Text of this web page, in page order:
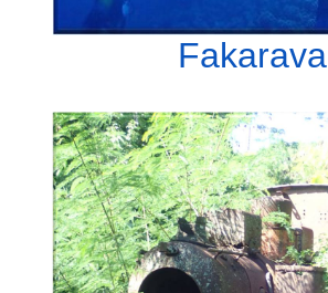
Fakarava